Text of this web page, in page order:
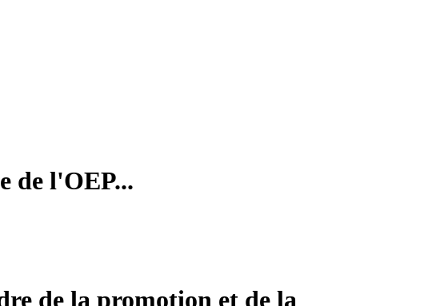
de l'OEP...
de la promotion et de la